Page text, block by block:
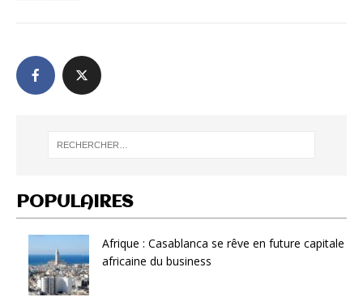
POPULAIRES
Afrique : Casablanca se rêve en future capitale
africaine du business